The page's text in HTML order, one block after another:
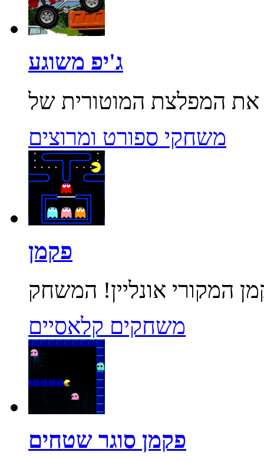
ג'יפ משוגע
משחקי ספורט ומרוצים
פקמן
משחקים קלאסיים
פקמן סוגר שטחים